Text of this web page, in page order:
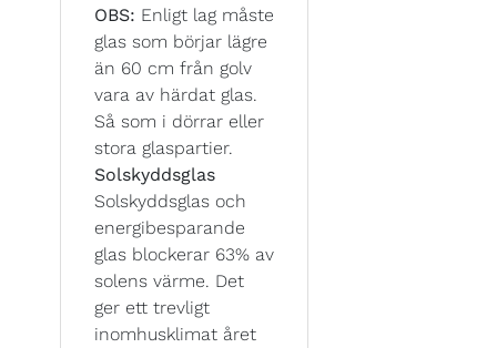
OBS: Enligt lag måste
glas som börjar lägre
än 60 cm från golv
vara av härdat glas.
Så som i dörrar eller
stora glaspartier.
Solskyddsglas
Solskyddsglas och
energibesparande
glas blockerar 63% av
solens värme. Det
ger ett trevligt
inomhusklimat året